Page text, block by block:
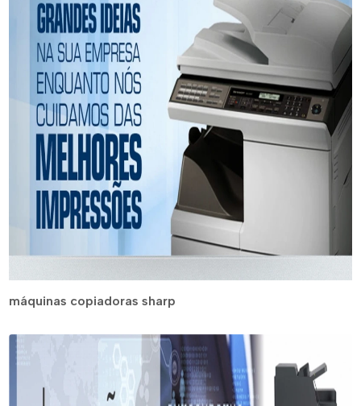
máquinas copiadoras sharp